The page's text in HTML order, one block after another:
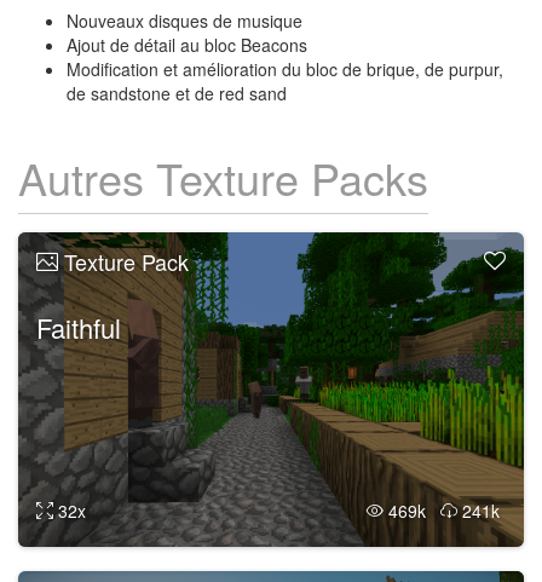
Nouveaux disques de musique
Ajout de détail au bloc Beacons
Modification et amélioration du bloc de brique, de purpur,
de sandstone et de red sand
Autres Texture Packs
Texture Pack
Faithful
32x 469k 241k